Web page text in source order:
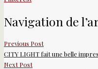
Navigation de
Previous Post
CITY LIGHT fait une belle
Next Post